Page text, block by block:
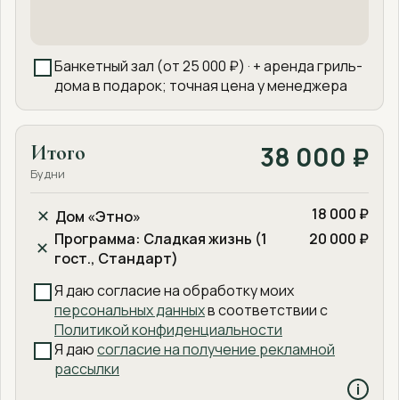
Банкетный зал (от 25 000 ₽) · + аренда гриль-
дома в подарок; точная цена у менеджера
Итого
Будни 38 000 ₽
✕ Дом «Этно» 18 000 ₽
✕ Программа: Сладкая жизнь (1
гост., Стандарт)
20 000 ₽
Я даю согласие на обработку моих
персональных данныхв соответствии с
Политикой конфиденциальности
Я даюсогласие на получение рекламной
рассылки
i